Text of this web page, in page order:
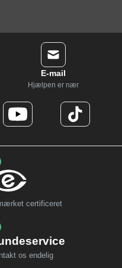
E-mail
Hjælpen er nær
certificeret
os endelig